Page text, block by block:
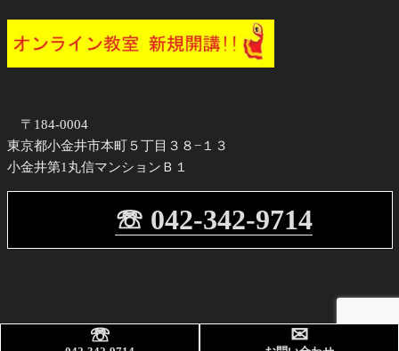
☏ ✉
〒184-0004
東京都小金井市本町５丁目３８−１３
小金井第1丸信マンションＢ１
☏ 042-342-9714